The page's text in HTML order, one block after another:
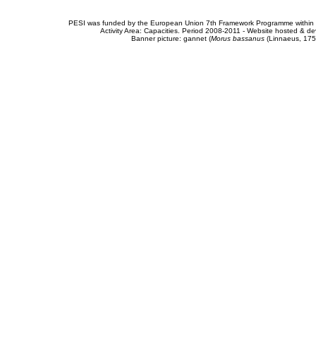
PESI was funded by the European Union 7th Framework Programme
Activity Area: Capacities. Period 2008-2011 - Website hosted &
Banner picture: gannet (Morus bassanus(Linnaeus,